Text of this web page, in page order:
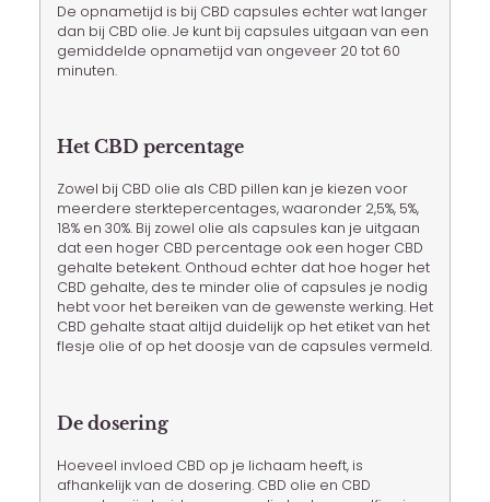
De opnametijd is bij CBD capsules echter wat langer
dan bij CBD olie. Je kunt bij capsules uitgaan van een
gemiddelde opnametijd van ongeveer 20 tot 60
minuten.
Het CBD percentage
Zowel bij CBD olie als CBD pillen kan je kiezen voor
meerdere sterktepercentages, waaronder 2,5%, 5%,
18% en 30%. Bij zowel olie als capsules kan je uitgaan
dat een hoger CBD percentage ook een hoger CBD
gehalte betekent. Onthoud echter dat hoe hoger het
CBD gehalte, des te minder olie of capsules je nodig
hebt voor het bereiken van de gewenste werking. Het
CBD gehalte staat altijd duidelijk op het etiket van het
flesje olie of op het doosje van de capsules vermeld.
De dosering
Hoeveel invloed CBD op je lichaam heeft, is
afhankelijk van de dosering. CBD olie en CBD